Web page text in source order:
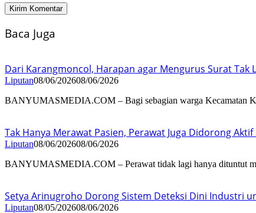
Baca Juga
Dari Karangmoncol, Harapan agar Mengurus Surat Tak
Liputan08/06/202608/06/2026
BANYUMASMEDIA.COM – Bagi sebagian warga Kecamatan
Tak Hanya Merawat Pasien, Perawat Juga Didorong
Liputan08/06/202608/06/2026
BANYUMASMEDIA.COM – Perawat tidak lagi hanya dituntut
Setya Arinugroho Dorong Sistem Deteksi Dini Industri
Liputan08/05/202608/06/2026